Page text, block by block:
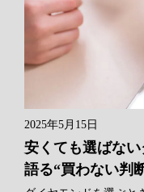
2025年5月15日
安くても選ばな
語る“買わない判